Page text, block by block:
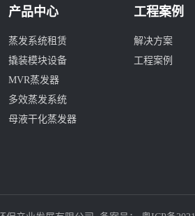
产品中心
蒸发系统租赁
撬装模块设备
MVR蒸发器
多效蒸发系统
母液干化蒸发器
工程案例
解决方案
工程案例